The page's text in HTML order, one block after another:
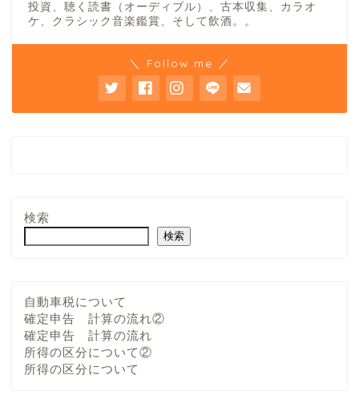
投資、聴く読書（オーディブル）、古本収集、カラオ
ケ、クラシック音楽鑑賞、そして飲酒。。
＼ Follow me ／
検索
検索
自動車税について
確定申告 計算の流れ②
確定申告 計算の流れ
所得の区分について②
所得の区分について